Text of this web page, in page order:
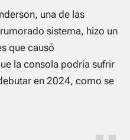
una de las
sistema, hizo un
que causó
la consola podría sufrir
en 2024, como se